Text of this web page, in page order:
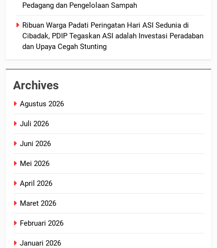
Pedagang dan Pengelolaan Sampah
Ribuan Warga Padati Peringatan Hari ASI Sedunia di
Cibadak, PDIP Tegaskan ASI adalah Investasi Peradaban
dan Upaya Cegah Stunting
Archives
Agustus 2026
Juli 2026
Juni 2026
Mei 2026
April 2026
Maret 2026
Februari 2026
Januari 2026